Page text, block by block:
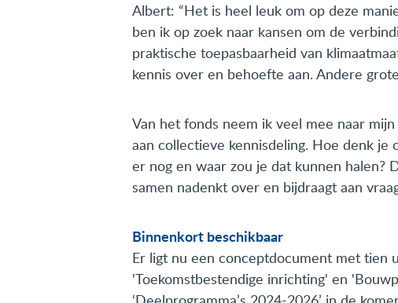
Albert: “Het is heel leuk om op deze
ben ik op zoek naar kansen om de
praktische toepasbaarheid van
kennis over en behoefte aan. Andere
Van het fonds neem ik veel mee naar
aan collectieve kennisdeling. Hoe denk
er nog en waar zou je dat kunnen halen?
samen nadenkt over en bijdraagt aan
Binnenkort beschikbaar
Er ligt nu een conceptdocument met tien
'Toekomstbestendige inrichting' en